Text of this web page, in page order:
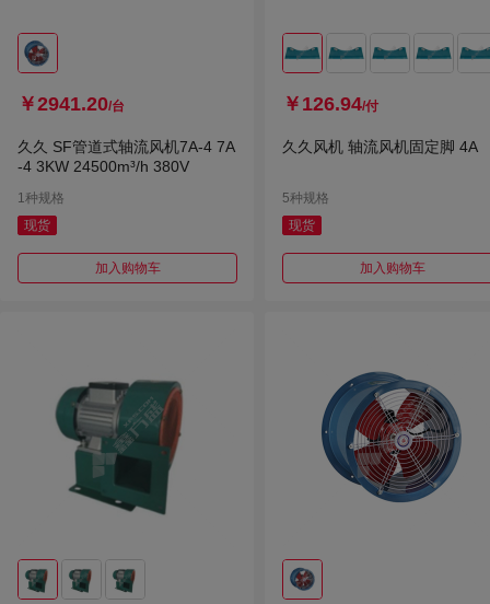
￥2941.20/台
久久 SF管道式轴流风机7A-4 7A
-4 3KW 24500m³/h 380V
1种规格
现货
加入购物车
￥126.94/付
久久风机 轴流风机固定脚 4A
5种规格
现货
加入购物车